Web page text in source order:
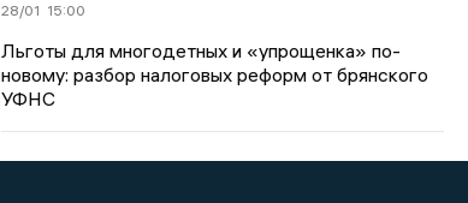
28/01 15:00
Льготы для многодетных и «упрощенка» по-
новому: разбор налоговых реформ от брянского
УФНС